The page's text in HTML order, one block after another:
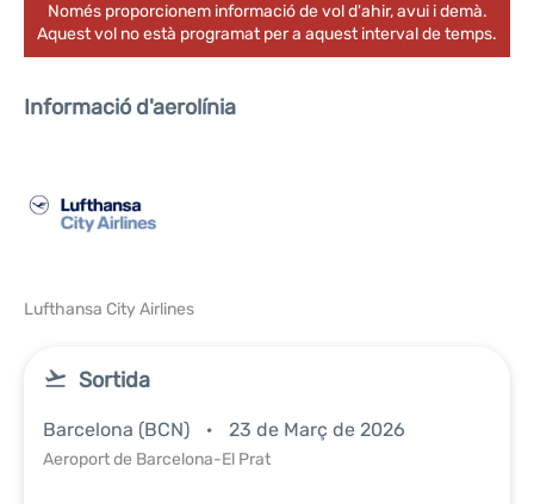
Només proporcionem informació de vol d'ahir, avui i demà.
Aquest vol no està programat per a aquest interval de temps.
Informació d'aerolínia
Lufthansa City Airlines
Sortida
Barcelona (BCN) 23 de Març de 2026
Aeroport de Barcelona-El Prat